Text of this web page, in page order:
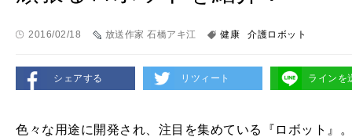
2016/02/18 放送作家 石橋アキ江 健康 介護ロボット
シェアする リツィート ラインを
色々な用途に開発され、注目を集めている『ロボット』